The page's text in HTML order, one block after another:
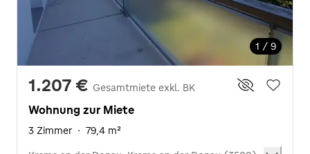
1 / 9
1.207 € Gesamtmiete exkl. BK
Wohnung zur Miete
3 Zimmer · 79,4 m²